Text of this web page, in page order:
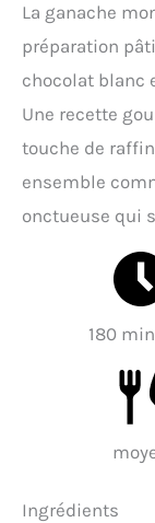
La ganache
préparation
chocolat blanc
Une recette
touche de
ensemble
onctueuse qui
180
Ingrédients